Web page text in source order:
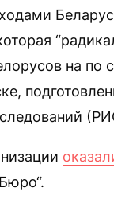
на по